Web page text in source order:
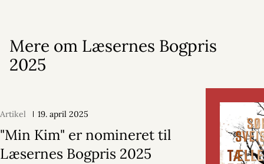
Mere om Læsernes Bogpris
2025
Artikel 19. april 2025
"Min Kim" er nomineret til
Læsernes Bogpris 2025